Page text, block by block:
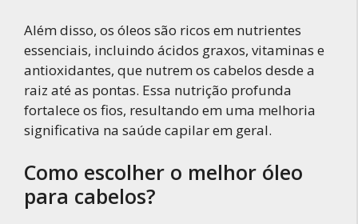
Além disso, os óleos são ricos em nutrientes
essenciais, incluindo ácidos graxos, vitaminas e
antioxidantes, que nutrem os cabelos desde a
raiz até as pontas. Essa nutrição profunda
fortalece os fios, resultando em uma melhoria
significativa na saúde capilar em geral.
Como escolher o melhor óleo
para cabelos?